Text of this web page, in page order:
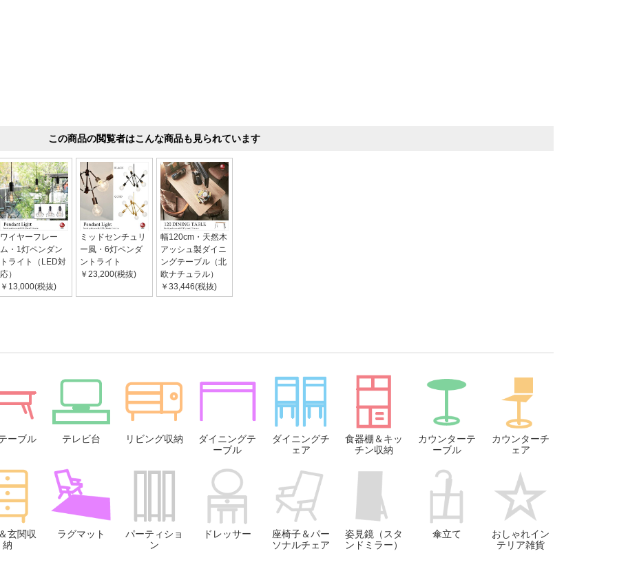
この商品の閲覧者はこんな商品も見られています
ワイヤーフレー
ム・1灯ペンダン
トライト（LED対
応）
￥13,000(税抜)
ミッドセンチュリ
ー風・6灯ペンダ
ントライト
￥23,200(税抜)
幅120cm・天然木
アッシュ製ダイニ
ングテーブル（北
欧ナチュラル）
￥33,446(税抜)
ーブル テレビ台 リビング収納
ダイニングテ
ーブル
ダイニングチ
ェア
食器棚＆キッ
チン収納
カウンターテ
ーブル
カウンターチ
ェア
玄関収
納
ラグマット
パーティショ
ン
ドレッサー
座椅子＆パー
ソナルチェア
姿見鏡（スタ
ンドミラー）
傘立て
おしゃれイン
テリア雑貨